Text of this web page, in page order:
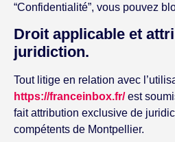
“Confidentialité”, vous pouvez
Droit applicable et
juridiction.
Tout litige en relation avec
https://franceinbox.fr/est
fait attribution exclusive de
compétents de Montpellier.